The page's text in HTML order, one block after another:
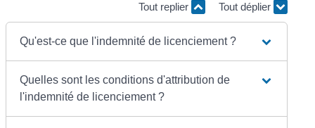
Tout replier Tout déplier
Qu'est-ce que l'indemnité de licenciement ?
Quelles sont les conditions d'attribution de
l'indemnité de licenciement ?